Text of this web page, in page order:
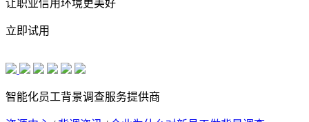
让职业信用环境更美好
立即试用
智能化员工背景调查服务提供商